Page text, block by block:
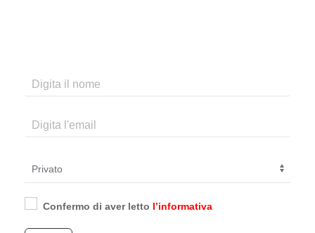
Confermo di aver letto l’informativa